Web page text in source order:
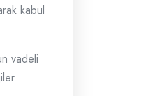
kabul
vadeli